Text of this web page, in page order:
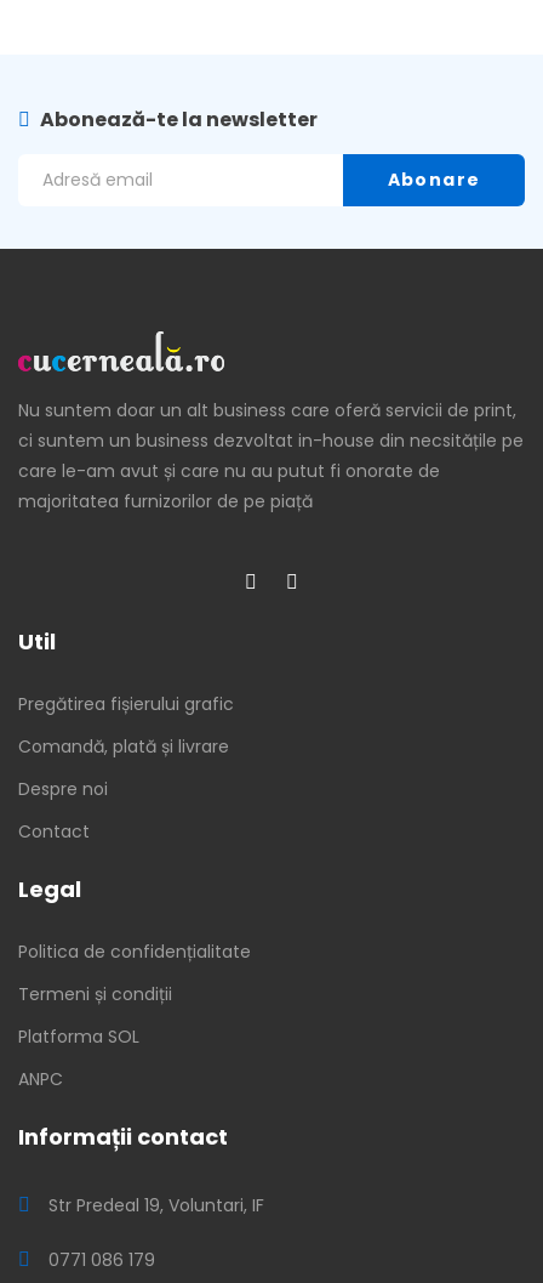
Abonează-te la newsletter
Nu suntem doar un alt business care oferă servicii de print,
ci suntem un business dezvoltat in-house din necsitățile pe
care le-am avut și care nu au putut fi onorate de
majoritatea furnizorilor de pe piață
Util
Pregătirea fișierului grafic
Comandă, plată și livrare
Despre noi
Contact
Legal
Politica de confidențialitate
Termeni și condiții
Platforma SOL
ANPC
Informații contact
Str Predeal 19, Voluntari, IF
0771 086 179